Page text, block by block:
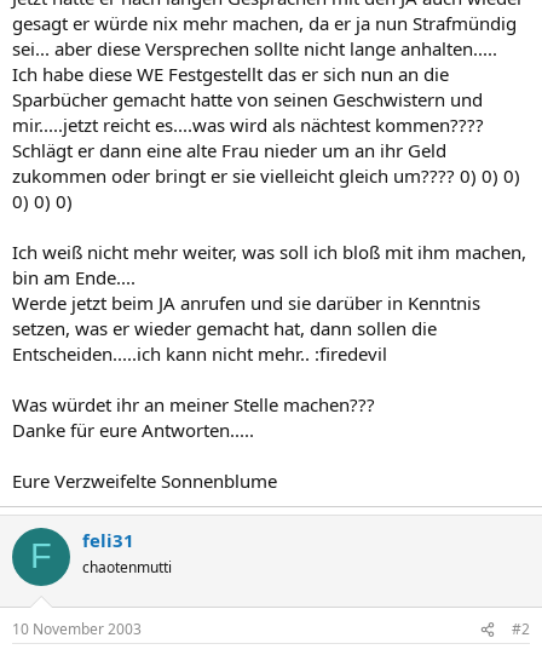
gesagt er würde nix mehr machen, da er ja nun Strafmündig
sei... aber diese Versprechen sollte nicht lange anhalten.....
Ich habe diese WE Festgestellt das er sich nun an die
Sparbücher gemacht hatte von seinen Geschwistern und
mir.....jetzt reicht es....was wird als nächtest kommen????
Schlägt er dann eine alte Frau nieder um an ihr Geld
zukommen oder bringt er sie vielleicht gleich um???? 0) 0) 0)
0) 0) 0)
Ich weiß nicht mehr weiter, was soll ich bloß mit ihm machen,
bin am Ende....
Werde jetzt beim JA anrufen und sie darüber in Kenntnis
setzen, was er wieder gemacht hat, dann sollen die
Entscheiden.....ich kann nicht mehr.. :firedevil
Was würdet ihr an meiner Stelle machen???
Danke für eure Antworten.....
Eure Verzweifelte Sonnenblume
F feli31
chaotenmutti
10 November 2003 #2